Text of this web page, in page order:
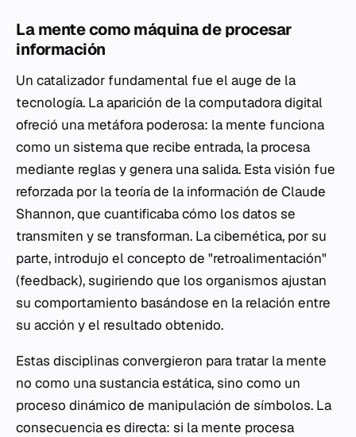
La mente como máquina de procesar
información
Un catalizador fundamental fue el auge de la
tecnología. La aparición de la computadora digital
ofreció una metáfora poderosa: la mente funciona
como un sistema que recibe entrada, la procesa
mediante reglas y genera una salida. Esta visión fue
reforzada por la teoría de la información de Claude
Shannon, que cuantificaba cómo los datos se
transmiten y se transforman. La cibernética, por su
parte, introdujo el concepto de "retroalimentación"
(feedback), sugiriendo que los organismos ajustan
su comportamiento basándose en la relación entre
su acción y el resultado obtenido.
Estas disciplinas convergieron para tratar la mente
no como una sustancia estática, sino como un
proceso dinámico de manipulación de símbolos. La
consecuencia es directa: si la mente procesa